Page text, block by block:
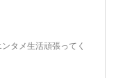
タメ生活頑張ってく